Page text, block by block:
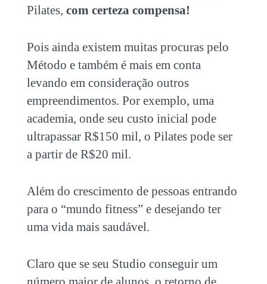
Pilates, com certeza compensa!
Pois ainda existem muitas procuras pelo
Método e também é mais em conta
levando em consideração outros
empreendimentos. Por exemplo, uma
academia, onde seu custo inicial pode
ultrapassar R$150 mil, o Pilates pode ser
a partir de R$20 mil.
Além do crescimento de pessoas entrando
para o “mundo fitness” e desejando ter
uma vida mais saudável.
Claro que se seu Studio conseguir um